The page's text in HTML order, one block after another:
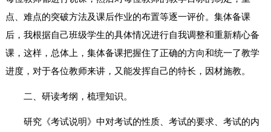
点、难点的突破方法及课后作业的布置等逐一评价。集体备课
后，我根据自己班级学生的具体情况进行自我调整和重新精心备
课，这样，总体上，集体备课把握住了正确的方向和统一了教学
进度，对于各位教师来讲，又能发挥自己的特长，因材施教。
二、研读考纲，梳理知识。
研究《考试说明》中对考试的性质、考试的要求、考试的内